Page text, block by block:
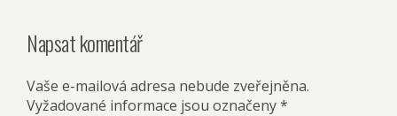
Napsat komentář
Vaše e-mailová adresa nebude zveřejněna.
Vyžadované informace jsou označeny*